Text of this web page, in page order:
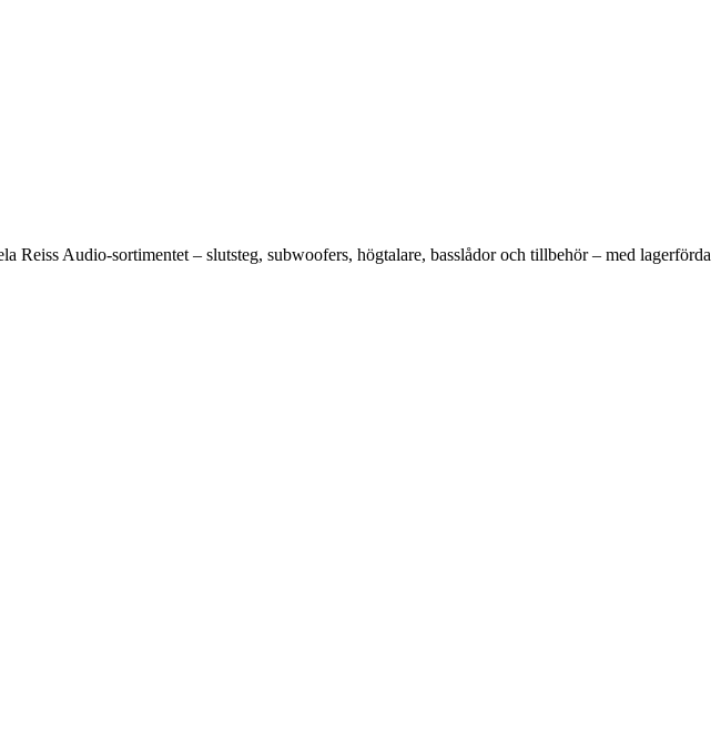
Audio-sortimentet – slutsteg, subwoofers, högtalare, basslådor och tillbehör – med lagerförda